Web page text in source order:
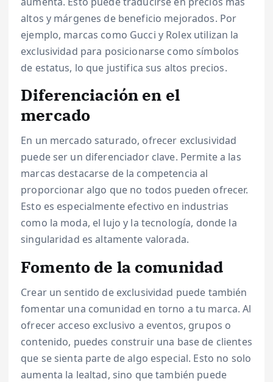
altos y márgenes de beneficio mejorados. Por
ejemplo, marcas como Gucci y Rolex utilizan la
exclusividad para posicionarse como símbolos
de estatus, lo que justifica sus altos precios.
Diferenciación en el
mercado
En un mercado saturado, ofrecer exclusividad
puede ser un diferenciador clave. Permite a las
marcas destacarse de la competencia al
proporcionar algo que no todos pueden ofrecer.
Esto es especialmente efectivo en industrias
como la moda, el lujo y la tecnología, donde la
singularidad es altamente valorada.
Fomento de la comunidad
Crear un sentido de exclusividad puede también
fomentar una comunidad en torno a tu marca. Al
ofrecer acceso exclusivo a eventos, grupos o
contenido, puedes construir una base de clientes
que se sienta parte de algo especial. Esto no solo
aumenta la lealtad, sino que también puede